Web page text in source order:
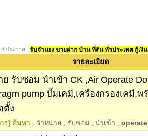
4 ประกาศ รับจำนอง ขายฝาก บ้าน ที่ดิน ทั่วประเทศ กู้เงิ
รายละเอียด
รับซ่อม นำเข้า CK ,Air Operate
pump ปั๊มเคมี,เครื่องกรองเคมี,
ตั้ง
ร] ค้นหา : จำหน่าย รับซ่อม นำเข้า operate